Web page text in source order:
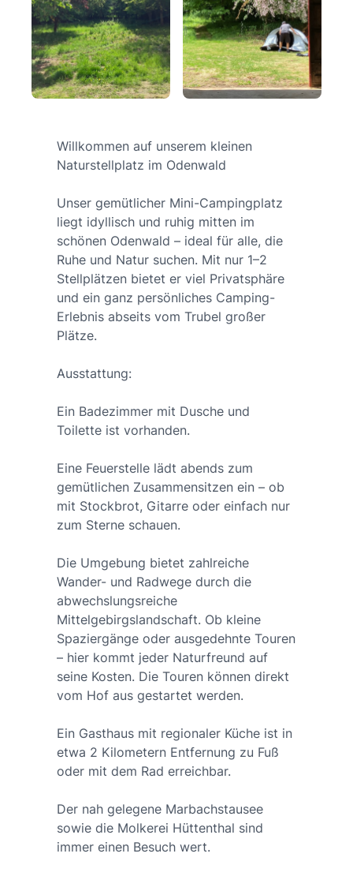
Willkommen auf unserem kleinen
Naturstellplatz im Odenwald
Unser gemütlicher Mini-Campingplatz
liegt idyllisch und ruhig mitten im
schönen Odenwald – ideal für alle, die
Ruhe und Natur suchen. Mit nur 1–2
Stellplätzen bietet er viel Privatsphäre
und ein ganz persönliches Camping-
Erlebnis abseits vom Trubel großer
Plätze.
Ausstattung:
Ein Badezimmer mit Dusche und
Toilette ist vorhanden.
Eine Feuerstelle lädt abends zum
gemütlichen Zusammensitzen ein – ob
mit Stockbrot, Gitarre oder einfach nur
zum Sterne schauen.
Die Umgebung bietet zahlreiche
Wander- und Radwege durch die
abwechslungsreiche
Mittelgebirgslandschaft. Ob kleine
Spaziergänge oder ausgedehnte Touren
– hier kommt jeder Naturfreund auf
seine Kosten. Die Touren können direkt
vom Hof aus gestartet werden.
Ein Gasthaus mit regionaler Küche ist in
etwa 2 Kilometern Entfernung zu Fuß
oder mit dem Rad erreichbar.
Der nah gelegene Marbachstausee
sowie die Molkerei Hüttenthal sind
immer einen Besuch wert.